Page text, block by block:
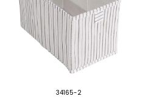
34165-2